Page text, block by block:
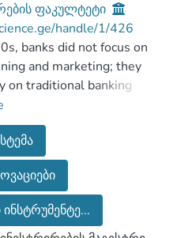
ფაკულტეტი
handle/1/426
banks did not focus on
and marketing; they
on traditional banking
It was only from
individual banks began to
business, and by the
banks had fully
basic forms of industrial
bank marketing more
reason for the relevance